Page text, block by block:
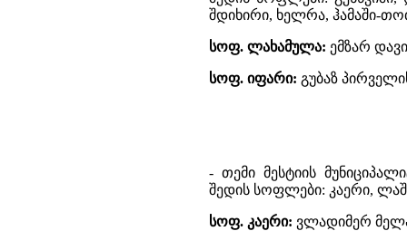
შდიხირი, ხელრა, ჰამაში-
სოფ. ლახამულა: ემზარ
სოფ. იფარი: გუბაზ
- თემი მესტიის
შედის სოფლები: კაერი,
სოფ. კაერი: ვლადიმერ